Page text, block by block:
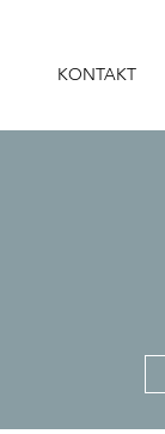
KONTAKT